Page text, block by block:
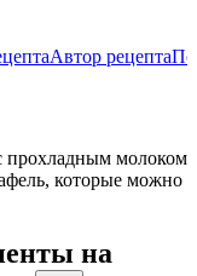
Автор рецепта
прохладным молоком
которые можно
на